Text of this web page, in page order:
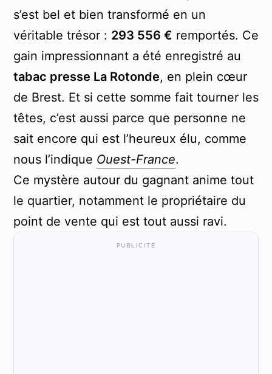
s’est bel et bien transformé en un
véritable trésor : 293 556 € remportés. Ce
gain impressionnant a été enregistré au
tabac presse La Rotonde, en plein cœur
de Brest. Et si cette somme fait tourner les
têtes, c’est aussi parce que personne ne
sait encore qui est l’heureux élu, comme
nous l’indique Ouest-France.
Ce mystère autour du gagnant anime tout
le quartier, notamment le propriétaire du
point de vente qui est tout aussi ravi.